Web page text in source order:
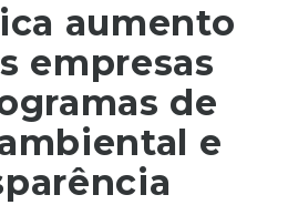
aumento
empresas
de
e